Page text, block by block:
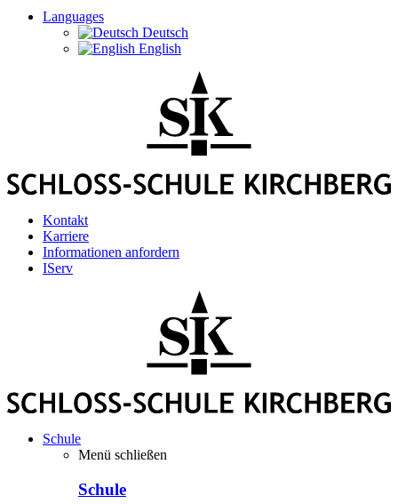
Languages
Deutsch
English
Kontakt
Karriere
Informationen anfordern
IServ
Schule
Menü schließen
Schule